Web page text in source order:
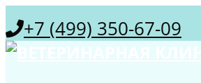
+7 (499) 350-67-09